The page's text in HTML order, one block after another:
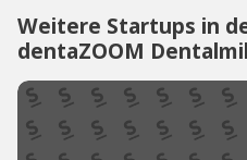
Weitere Startups in
dentaZOOM